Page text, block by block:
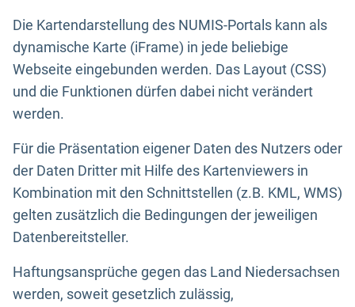
Die Kartendarstellung des NUMIS-Portals kann als
dynamische Karte (iFrame) in jede beliebige
Webseite eingebunden werden. Das Layout (CSS)
und die Funktionen dürfen dabei nicht verändert
werden.
Für die Präsentation eigener Daten des Nutzers oder
der Daten Dritter mit Hilfe des Kartenviewers in
Kombination mit den Schnittstellen (z.B. KML, WMS)
gelten zusätzlich die Bedingungen der jeweiligen
Datenbereitsteller.
Haftungsansprüche gegen das Land Niedersachsen
werden, soweit gesetzlich zulässig,